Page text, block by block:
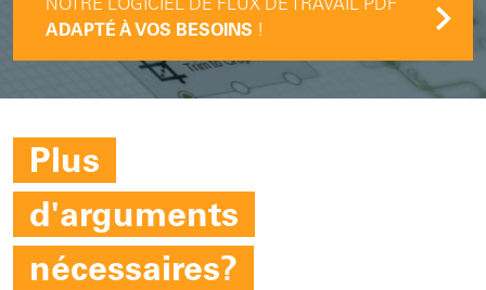
NOTRE LOGICIEL DE FLUX DE TRAVAIL PDF
ADAPTÉ À VOS BESOINS !
Plus
d'arguments
nécessaires?